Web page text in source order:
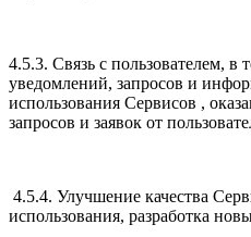
4.5.3. Связь с пользователем, в
уведомлений, запросов и
использования Сервисов ,
запросов и заявок от
4.5.4. Улучшение качества
использования, разработка